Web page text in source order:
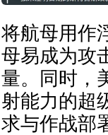
将航母用作
母易成为攻
量。同时，
射能力的超
求与作战部